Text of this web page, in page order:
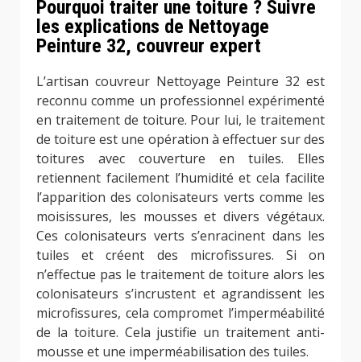
Pourquoi traiter une toiture ? Suivre
les explications de Nettoyage
Peinture 32, couvreur expert
L’artisan couvreur Nettoyage Peinture 32 est
reconnu comme un professionnel expérimenté
en traitement de toiture. Pour lui, le traitement
de toiture est une opération à effectuer sur des
toitures avec couverture en tuiles. Elles
retiennent facilement l’humidité et cela facilite
l’apparition des colonisateurs verts comme les
moisissures, les mousses et divers végétaux.
Ces colonisateurs verts s’enracinent dans les
tuiles et créent des microfissures. Si on
n’effectue pas le traitement de toiture alors les
colonisateurs s’incrustent et agrandissent les
microfissures, cela compromet l’imperméabilité
de la toiture. Cela justifie un traitement anti-
mousse et une imperméabilisation des tuiles.